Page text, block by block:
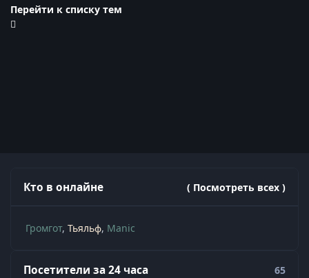
Перейти к списку тем
Кто в онлайне ( Посмотреть всех )
Громгот Тьяльф Manic
Посетители за 24 часа 65